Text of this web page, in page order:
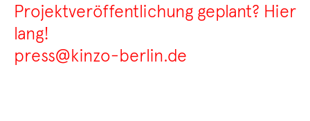
Projektveröffentlichung geplant? Hier
lang!
press@kinzo-berlin.de